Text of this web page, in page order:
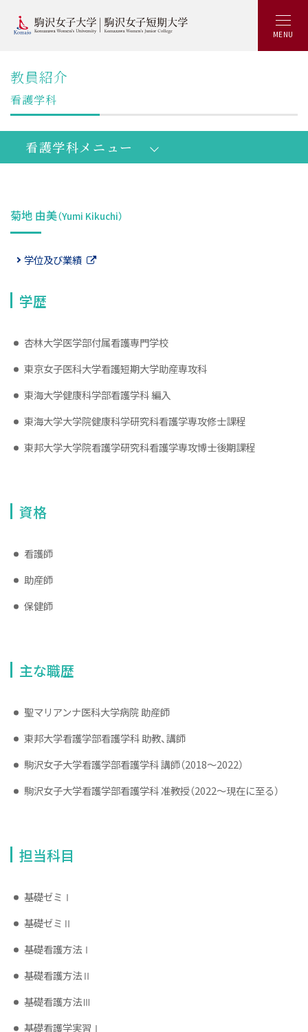
MENU
教員紹介
看護学科
菊地 由美（Yumi Kikuchi）
学位及び業績
学歴
杏林大学医学部付属看護専門学校
東京女子医科大学看護短期大学助産専攻科
東海大学健康科学部看護学科 編入
東海大学大学院健康科学研究科看護学専攻修士課程
東邦大学大学院看護学研究科看護学専攻博士後期課程
資格
看護師
助産師
保健師
主な職歴
聖マリアンナ医科大学病院 助産師
東邦大学看護学部看護学科 助教、講師
駒沢女子大学看護学部看護学科 講師（2018〜2022）
駒沢女子大学看護学部看護学科 准教授（2022〜現在に至る）
担当科目
基礎ゼミⅠ
基礎ゼミⅡ
基礎看護方法Ⅰ
基礎看護方法Ⅱ
基礎看護方法Ⅲ
基礎看護学実習Ⅰ
看護学科メニュー
チーム センター
看護学部看護学科：トップ
学びの概要
教員紹介
実習館の施設紹介
看護学科 リーフレット
ニュース&トピックス
看護学科ニュース